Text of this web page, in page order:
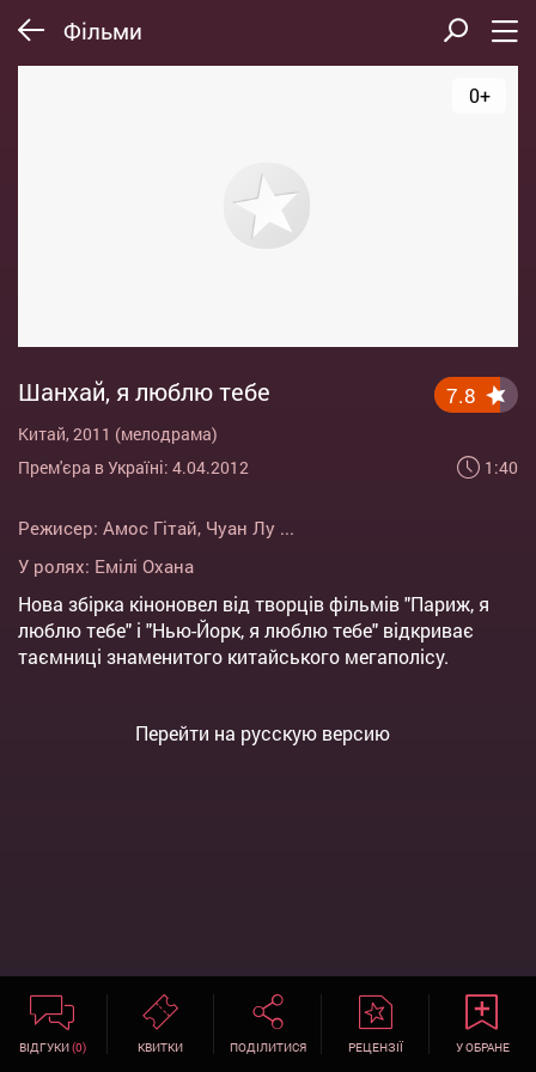
Фільми
0+
Шанхай, я люблю тебе
Китай, 2011 (мелодрама)
Прем'єра в Україні: 4.04.2012
7.8
1:40
Режисер: Амос Гітай, Чуан Лу ...
У ролях: Емілі Охана
Нова збірка кіноновел від творців фільмів "Париж, я
люблю тебе" і "Нью-Йорк, я люблю тебе" відкриває
таємниці знаменитого китайського мегаполісу.
Перейти на русскую версию
ВІДГУКИ(0) КВИТКИ ПОДІЛИТИСЯ РЕЦЕНЗІЇ У ОБРАНЕ